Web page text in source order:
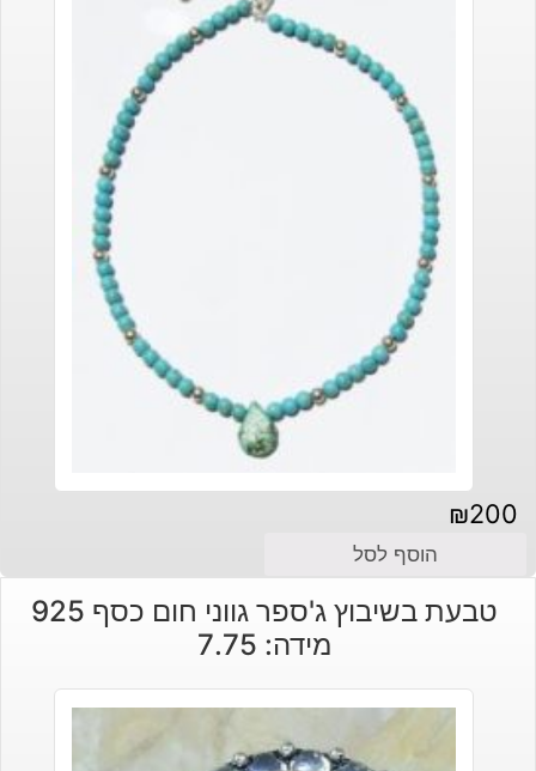
₪200
הוסף לסל
טבעת בשיבוץ ג'ספר גווני חום כסף 925
מידה: 7.75